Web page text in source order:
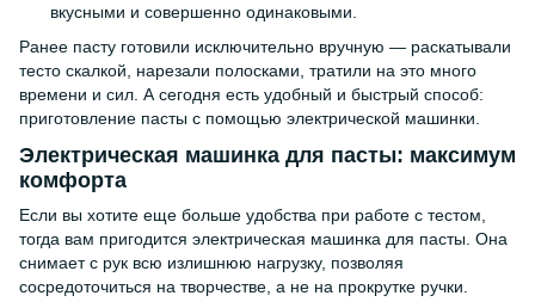
вкусными и совершенно одинаковыми.
Ранее пасту готовили исключительно вручную — раскатывали
тесто скалкой, нарезали полосками, тратили на это много
времени и сил. А сегодня есть удобный и быстрый способ:
приготовление пасты с помощью электрической машинки.
Электрическая машинка для пасты: максимум
комфорта
Если вы хотите еще больше удобства при работе с тестом,
тогда вам пригодится электрическая машинка для пасты. Она
снимает с рук всю излишнюю нагрузку, позволяя
сосредоточиться на творчестве, а не на прокрутке ручки.